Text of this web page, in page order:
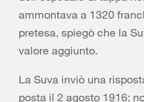
ammontava a 1320
pretesa, spiegò che la
valore aggiunto.
La Suva inviò una
posta il 2 agosto 1916: